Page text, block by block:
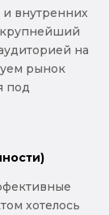
внутренних
на
рынок
под
хотелось